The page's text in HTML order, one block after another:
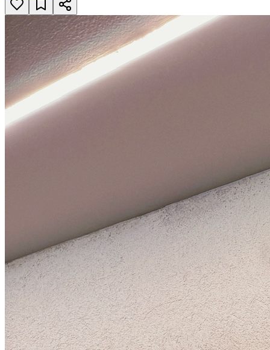
Kurs Postpartum- Start 17 augusti
Erik Dahlbergsallén 11
Omdömen
Inga omdömen ännu.
Gå med i Föräldraledig.se!
Dela med dig av dina erfarenheter och hjälp andra föräldrar att
upptäcka aktiviteter.